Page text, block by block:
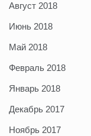
Август 2018
Июнь 2018
Май 2018
Февраль 2018
Январь 2018
Декабрь 2017
Ноябрь 2017